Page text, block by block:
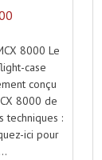
8000 Le
case
conçu
8000 de
techniques :
ici pour